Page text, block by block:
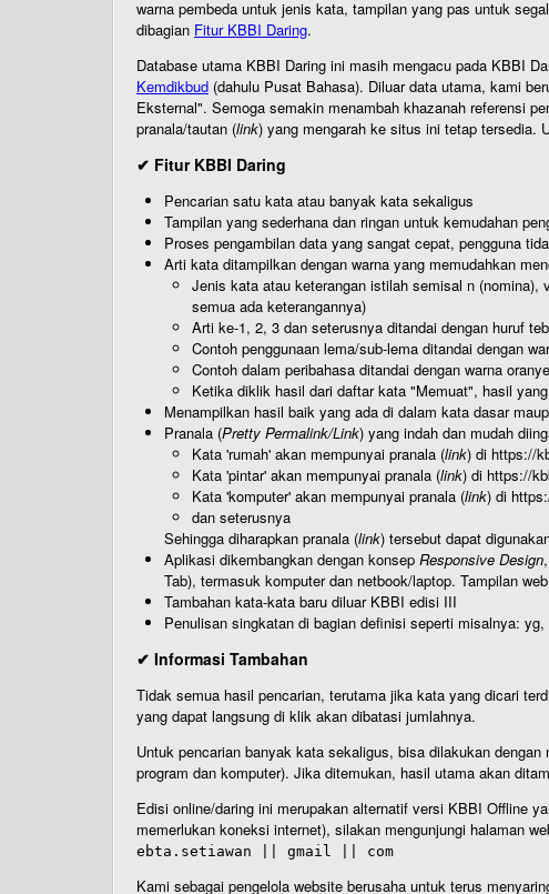
warna pembeda untuk jenis kata, tampilan yang pas untuk
dibagian Fitur KBBI Daring.
Database utama KBBI Daring ini masih mengacu pada KBBI
Kemdikbud (dahulu Pusat Bahasa). Diluar data utama, kami
Eksternal". Semoga semakin menambah khazanah referensi
pranala/tautan (link) yang mengarah ke situs ini tetap tersedia.
✔ Fitur KBBI Daring
Pencarian satu kata atau banyak kata sekaligus
Tampilan yang sederhana dan ringan untuk kemudahan
Proses pengambilan data yang sangat cepat, pengguna
Arti kata ditampilkan dengan warna yang memudahkan
Jenis kata atau keterangan istilah semisal n (nomina),
semua ada keterangannya)
Arti ke-1, 2, 3 dan seterusnya ditandai dengan huruf
Contoh penggunaan lema/sub-lema ditandai dengan
Contoh dalam peribahasa ditandai dengan warna oranye
Ketika diklik hasil dari daftar kata "Memuat", hasil
Menampilkan hasil baik yang ada di dalam kata dasar
Pranala (Pretty Permalink/Link) yang indah dan mudah
Kata 'rumah' akan mempunyai pranala (link) di https://
Kata 'pintar' akan mempunyai pranala (link) di https://
Kata 'komputer' akan mempunyai pranala (link) di
dan seterusnya
Sehingga diharapkan pranala (link) tersebut dapat
Aplikasi dikembangkan dengan konsep Responsive Design
Tab), termasuk komputer dan netbook/laptop. Tampilan
Tambahan kata-kata baru diluar KBBI edisi III
Penulisan singkatan di bagian definisi seperti misalnya:
✔ Informasi Tambahan
Tidak semua hasil pencarian, terutama jika kata yang dicari
yang dapat langsung di klik akan dibatasi jumlahnya.
Untuk pencarian banyak kata sekaligus, bisa dilakukan
program dan komputer). Jika ditemukan, hasil utama akan
Edisi online/daring ini merupakan alternatif versi KBBI Offline
memerlukan koneksi internet), silakan mengunjungi halaman
ebta.setiawan || gmail || com
Kami sebagai pengelola website berusaha untuk terus